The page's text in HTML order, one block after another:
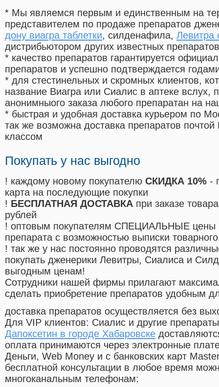
* Мы являемся первым и единственным на
представителем по продаже препаратов
дону виагра таблетки, силденафила, Левитра
дистрибьютором других известных препаратов
* качество препаратов гарантируется
препаратов и успешно подтверждается
* для стестинельных и скромных клиентов,
название Виагра или Сиалис в аптеке вслух,
анонимныого заказа любого препаратан на
* быстрая и удобная доставка курьером по
так же возможна доставка препаратов
классом
Покупать у нас выгодно
! каждому новому покупателю СКИДКА 10% -
карта на последующие покупки
! БЕСПЛАТНАЯ ДОСТАВКА при заказе
рублей
! оптовым покупателям СПЕЦИАЛЬНЫЕ цены
препарата с возможностью выписки
! так же у нас постоянно проводятся
покупать дженерики Левитры, Сиалиса и
выгодным ценам!
Cотрудники нашей фирмы прилагают
сделать приобретение препаратов удобным
доставка препаратов осуществляется без
Для VIP клиентов: Сиалис и другие
Дапоксетин в городе Хабаровске
оплата принимаются через электронные
Деньги, Web Money и с банковских карт
бесплатной консультации в любое время
многоканальным телефонам: